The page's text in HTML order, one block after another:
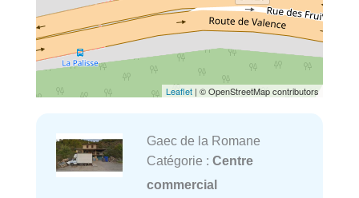
Leaflet | © OpenStreetMap contributors
Gaec de la Romane
Catégorie : Centre
commercial